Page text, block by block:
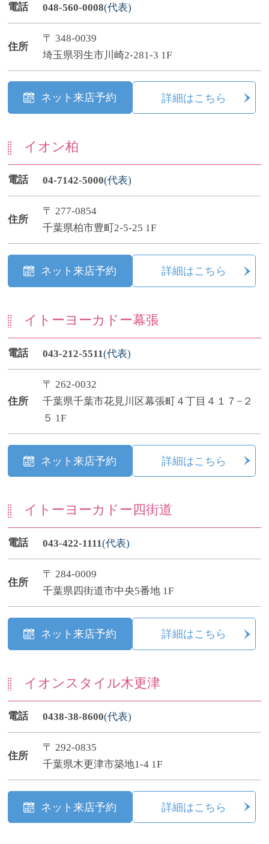
電話 048-560-0008(代表)
住所
〒 348-0039
埼玉県羽生市川崎2-281-3 1F
ネット来店予約 詳細はこちら
イオン柏
電話 04-7142-5000(代表)
住所
〒 277-0854
千葉県柏市豊町2-5-25 1F
ネット来店予約 詳細はこちら
イトーヨーカドー幕張
電話 043-212-5511(代表)
住所
〒 262-0032
千葉県千葉市花見川区幕張町４丁目４１７−２
５ 1F
ネット来店予約 詳細はこちら
イトーヨーカドー四街道
電話 043-422-1111(代表)
住所
〒 284-0009
千葉県四街道市中央5番地 1F
ネット来店予約 詳細はこちら
イオンスタイル木更津
電話 0438-38-8600(代表)
住所
〒 292-0835
千葉県木更津市築地1-4 1F
ネット来店予約 詳細はこちら